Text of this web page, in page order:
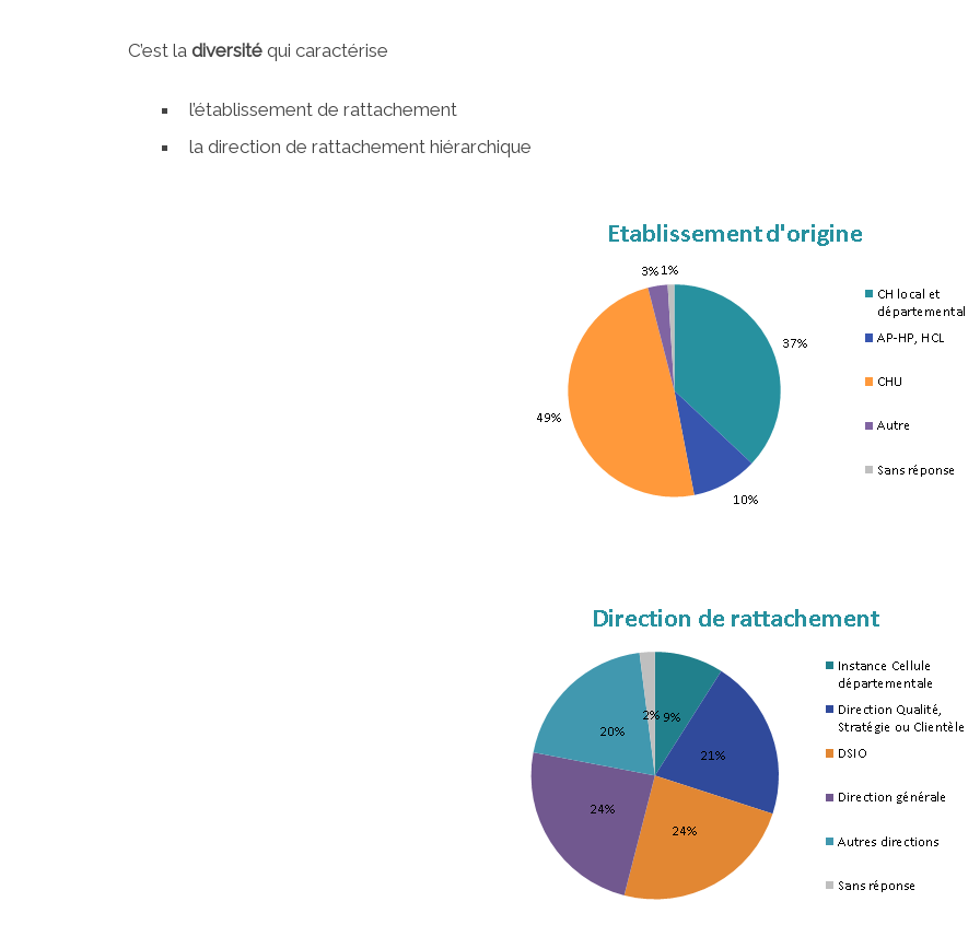
C’est la diversité qui caractérise
l’établissement de rattachement
la direction de rattachement hiérarchique